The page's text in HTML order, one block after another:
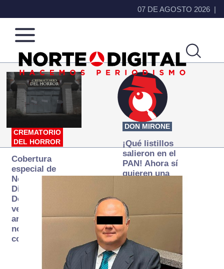
07 DE AGOSTO 2026
Norte
de
Ciudad
Más
que
noticias,
hacemos periodismo
CREMATORIO
DEL HORROR
Cobertura
especial de
Norte
Digital:
Donde la
verdad
arde… pero
no se
consume
DON MIRONE
¡Qué listillos
salieron en el
PAN! Ahora sí
quieren una
transexenal